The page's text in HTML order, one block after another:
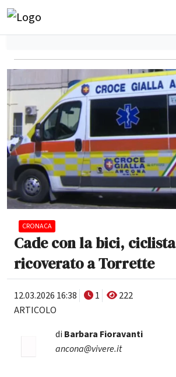
CRONACA
Cade con la bici, ciclista
ricoverato a Torrette
12.03.2026 16:38 1
222
ARTICOLO
di Barbara Fioravanti
ancona@vivere.it